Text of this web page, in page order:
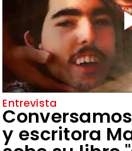
Entrevista
y escritora